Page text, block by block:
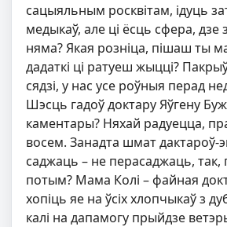
сацыяльным росквітам, ідуць
медыкаў, але ці ёсць сфера,
няма? Якая розніца, пішаш ты
дадаткі ці ратуеш жыцці?
сядзі, у нас усе роўныя перад
Шэсць гадоў доктару Яўгену
каментары? Няхай радуецца,
восем. Занадта шмат дактароў-
саджаць – не перасаджаць, так,
потым? Мама Колі – файная
хопіць яе на ўсіх хлопчыкаў з
калі на дапамогу прыйдзе